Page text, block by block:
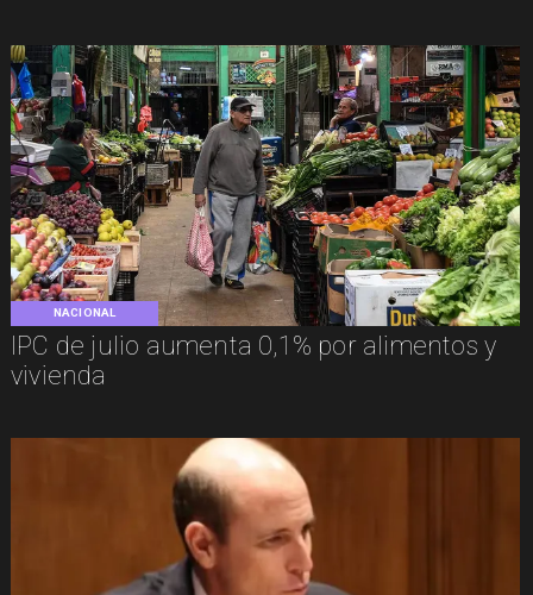
NACIONAL
IPC de julio aumenta 0,1% por alimentos y
vivienda